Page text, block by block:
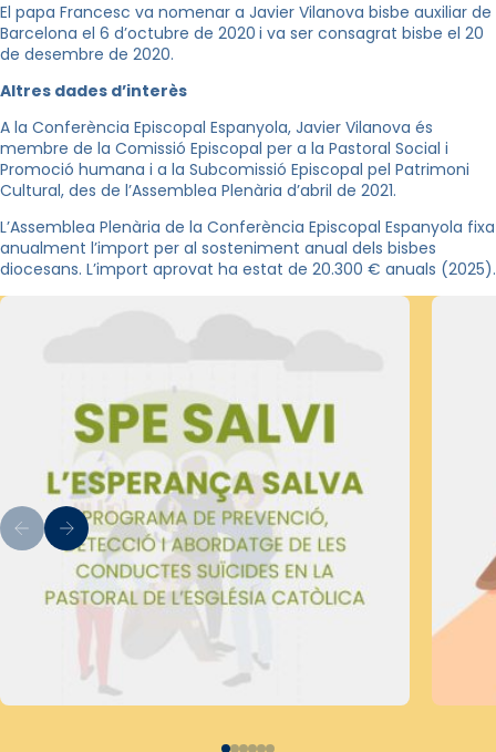
El papa Francesc va nomenar a Javier Vilanova bisbe auxiliar de
Barcelona el 6 d’octubre de 2020 i va ser consagrat bisbe el 20
de desembre de 2020.
Altres dades d’interès
A la Conferència Episcopal Espanyola, Javier Vilanova és
membre de la Comissió Episcopal per a la Pastoral Social i
Promoció humana i a la Subcomissió Episcopal pel Patrimoni
Cultural, des de l’Assemblea Plenària d’abril de 2021.
L’Assemblea Plenària de la Conferència Episcopal Espanyola fixa
anualment l’import per al sosteniment anual dels bisbes
diocesans. L’import aprovat ha estat de 20.300 € anuals (2025).